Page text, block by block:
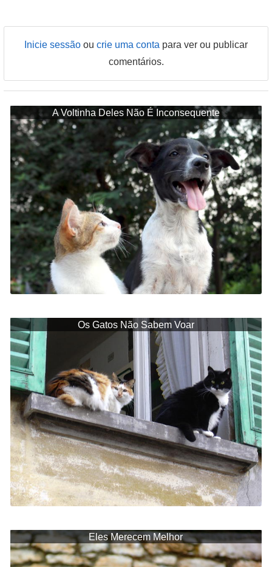
Inicie sessão ou crie uma conta para ver ou publicar
comentários.
A Voltinha Deles Não É Inconsequente
Os Gatos Não Sabem Voar
Eles Merecem Melhor